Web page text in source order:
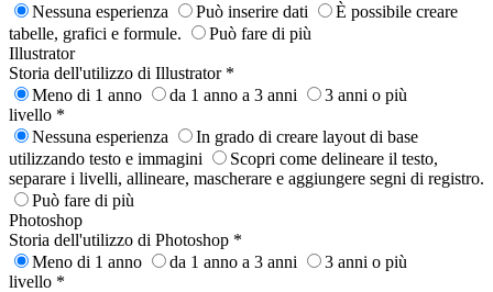
Nessuna esperienza
Può inserire dati
È possibile creare
tabelle, grafici e formule.
Può fare di più
Illustrator
Storia dell'utilizzo di Illustrator *
Meno di 1 anno
da 1 anno a 3 anni
3 anni o più
livello *
Nessuna esperienza
In grado di creare layout di base
utilizzando testo e immagini
Scopri come delineare il testo,
separare i livelli, allineare, mascherare e aggiungere segni di registro.
Può fare di più
Photoshop
Storia dell'utilizzo di Photoshop *
Meno di 1 anno
da 1 anno a 3 anni
3 anni o più
livello *